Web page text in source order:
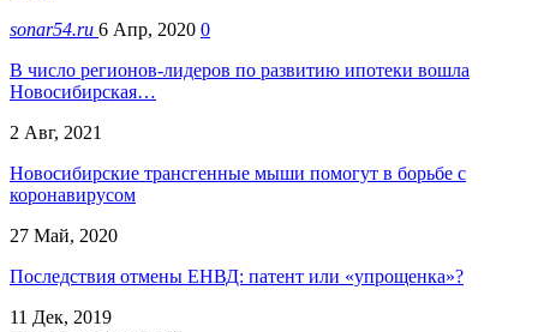
sonar54.ru 6 Апр, 2020 0
В число регионов-лидеров по развитию ипотеки вошла
Новосибирская…
2 Авг, 2021
Новосибирские трансгенные мыши помогут в борьбе с
коронавирусом
27 Май, 2020
Последствия отмены ЕНВД: патент или «упрощенка»?
11 Дек, 2019